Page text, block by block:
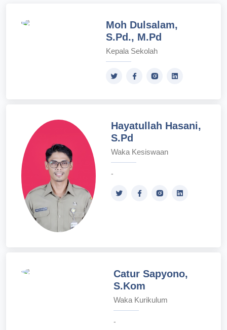
Moh Dulsalam,
S.Pd., M.Pd
Kepala Sekolah
Hayatullah Hasani,
S.Pd
Waka Kesiswaan
-
Catur Sapyono,
S.Kom
Waka Kurikulum
-